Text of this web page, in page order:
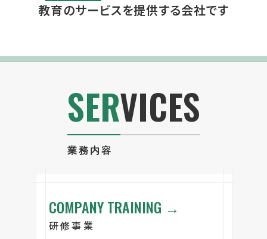
教育のサービスを提供する会社です
SERVICES
業務内容
COMPANY TRAINING →
研修事業